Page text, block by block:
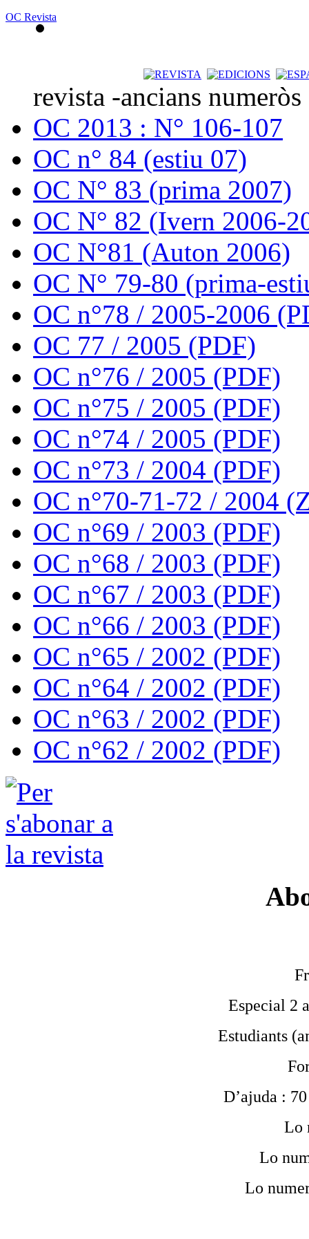
OC Revista
revista -ancians
OC 2013 : N° 106-107
OC n° 84 (estiu 07)
OC N° 83 (prima 2007)
OC N° 82 (Ivern 2006-
OC N°81 (Auton 2006)
OC N° 79-80 (prima-
OC n°78 / 2005-2006
OC 77 / 2005 (PDF)
OC n°76 / 2005 (PDF)
OC n°75 / 2005 (PDF)
OC n°74 / 2005 (PDF)
OC n°73 / 2004 (PDF)
OC n°70-71-72 / 2004
OC n°69 / 2003 (PDF)
OC n°68 / 2003 (PDF)
OC n°67 / 2003 (PDF)
OC n°66 / 2003 (PDF)
OC n°65 / 2002 (PDF)
OC n°64 / 2002 (PDF)
OC n°63 / 2002 (PDF)
OC n°62 / 2002 (PDF)
Especial 2
Estudiants
D’ajuda :
Lo
Lo
Lo